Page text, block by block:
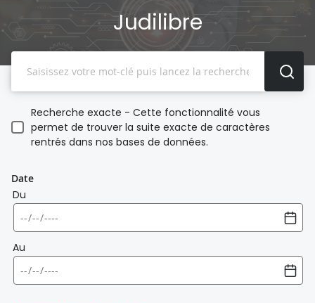
Judilibre
Recherche exacte - Cette fonctionnalité vous
permet de trouver la suite exacte de caractères
rentrés dans nos bases de données.
Date
Du
Au